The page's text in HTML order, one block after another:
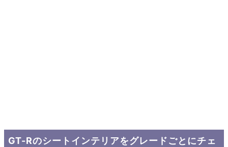
GT-Rのシートインテリアをグレードごとにチェ